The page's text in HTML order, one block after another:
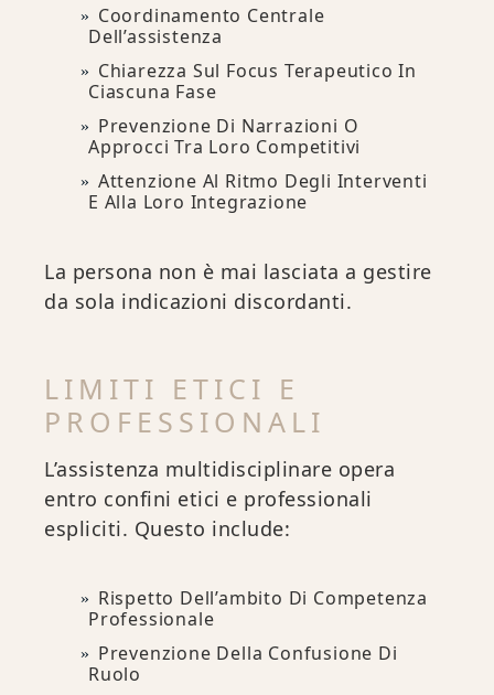
Coordinamento Centrale
Dell’assistenza
Chiarezza Sul Focus Terapeutico In
Ciascuna Fase
Prevenzione Di Narrazioni O
Approcci Tra Loro Competitivi
Attenzione Al Ritmo Degli Interventi
E Alla Loro Integrazione
La persona non è mai lasciata a gestire
da sola indicazioni discordanti.
LIMITI ETICI E
PROFESSIONALI
L’assistenza multidisciplinare opera
entro confini etici e professionali
espliciti. Questo include:
Rispetto Dell’ambito Di Competenza
Professionale
Prevenzione Della Confusione Di
Ruolo